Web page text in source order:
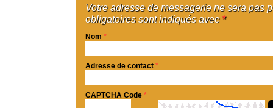
Votre adresse de messagerie ne sera pas
obligatoires sont indiqués avec *
Nom *
Adresse de contact *
CAPTCHA Code *